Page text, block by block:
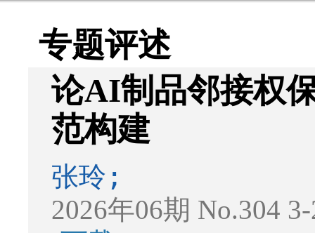
专题评述
论AI制品邻接权
范构建
张玲;
2026年06期 No.304